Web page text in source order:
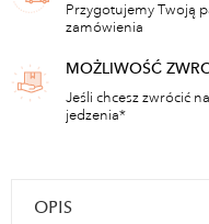
Przygotujemy Twoją
zamówienia
MOŻLIWOŚĆ
Jeśli chcesz zwrócić
jedzenia*
OPIS